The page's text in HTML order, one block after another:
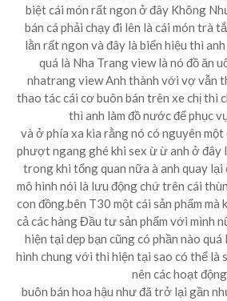
biệt cái món rất ngon ở đây Không
bán cá phải chạy đi lên là cái món trà
lằn rất ngon và đây là biển hiệu thì
quá là Nha Trang view là nó đồ ăn
nhatrang view Anh thành với vợ vẫn
thao tác cái cơ buôn bán trên xe chị thì
thì anh làm đồ nước để phục
và ở phía xa kia rằng nó có nguyên
phượt ngang ghé khi sex ừ ừ anh ở đây
trong khi tổng quan nữa à anh quay lại
mô hình nói là lưu động chứ trên cái
con đồng.bên T30 một cái sản phẩm
cả các hàng Đầu tư sản phẩm với mình
hiện tại dẹp bạn cũng có phần nào
hình chung với thì hiện tại sao có thể là
nên các hoạt động
buôn bán hoa hậu như đã trở lại gần